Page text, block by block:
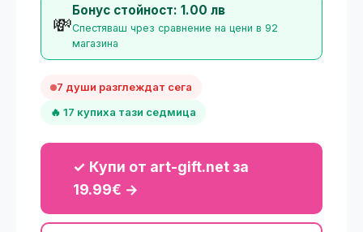
💸
Бонус стойност: 1.00 лв
Спестяваш чрез сравнение на цени в 92
магазина
7 души разглеждат сега
🔥 17 купиха тази седмица
✓ Купи от art-gift.net за
19.99€ →